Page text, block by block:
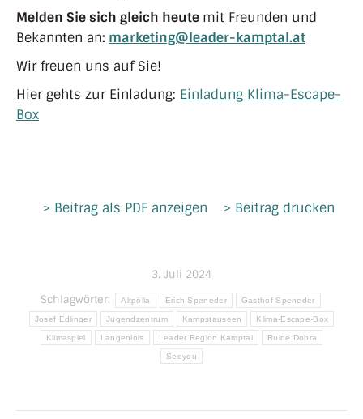
Melden Sie sich gleich heute mit Freunden und
Bekannten an: marketing@leader-kamptal.at
Wir freuen uns auf Sie!
Hier gehts zur Einladung: Einladung Klima-Escape-
Box
> Beitrag als PDF anzeigen > Beitrag drucken
3. Juli 2024
Schlagwörter:
Altpölla Erich Speneder Gasthof Speneder
Josef Edlinger Jugendzentrum Kampstauseen Klima-Escape-Box
Klimaspiel Langenlois Leader Region Kamptal Ruine Dobra
Seeyou